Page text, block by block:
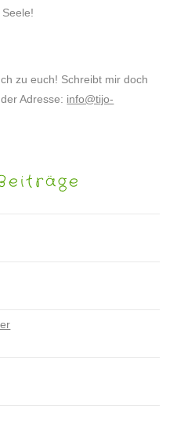
zu euch! Schreibt mir doch
Adresse: info@tijo-